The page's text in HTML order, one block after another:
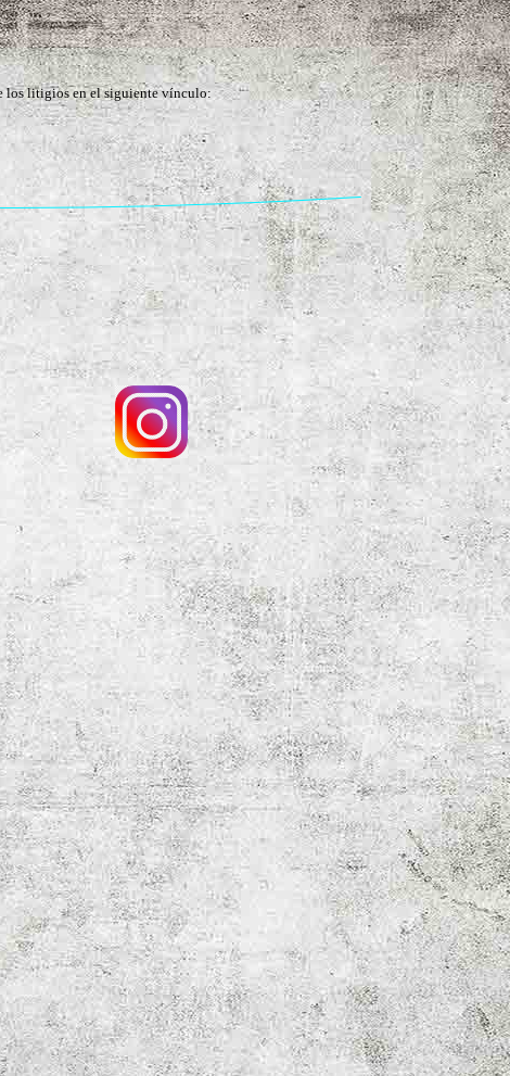
los litigios en el siguiente vínculo: